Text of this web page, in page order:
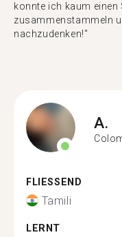
konnte ich kaum
zusammenstammeln
nachzudenken!"
A.
FLIESSEND
Tamili
LERNT